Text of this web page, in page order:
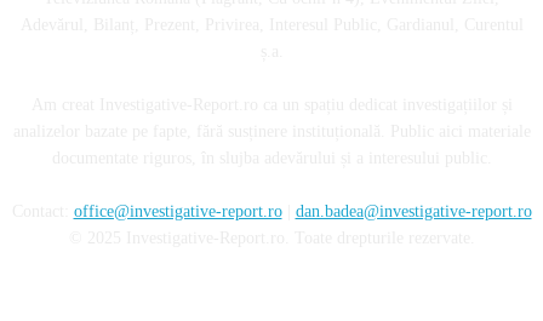
office@investigative-report.ro| dan.badea@investigative-report.ro